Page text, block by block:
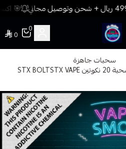
🎯
فيب المدينة
0
0
سحبات جاهزة
سحبات ستكس الجاهزة 3500 سحبة 20 نكوتين STX BOLTSTX VAPE